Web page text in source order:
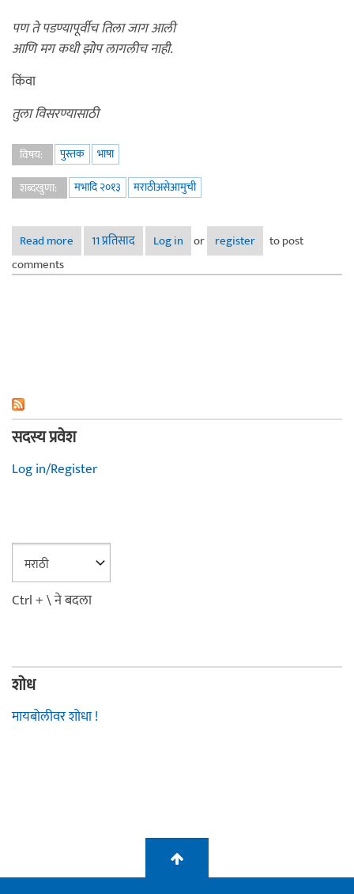
पण ते पडण्यापूर्वीच तिला जाग आली
आणि मग कधी झोप लागलीच नाही.
किंवा
तुला विसरण्यासाठी
विषय: पुस्तक
भाषा
शब्दखुणा:
मभादि २०१३ मराठीअसेआमुची
Read more about ऐक जरा ना! - वासंती मुजुमदार
11 प्रतिसाद Log in or register
to post
comments
सदस्य प्रवेश
Log in/Register
Ctrl + \ ने बदला
शोध
मायबोलीवर शोधा !